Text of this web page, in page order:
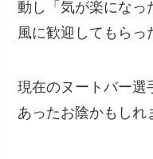
動し「気が楽になっ
風に歓迎してもらっ
現在のヌートバー選
あったお陰かもしれ